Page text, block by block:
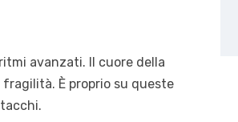
avanzati. Il cuore della
È proprio su queste